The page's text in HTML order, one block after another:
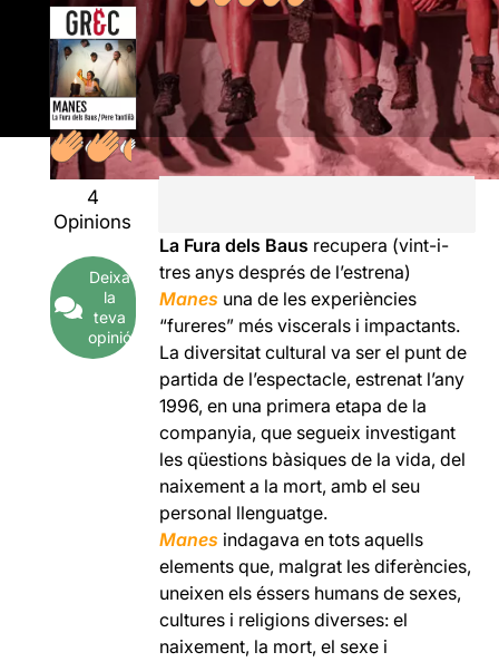
4
Opinions
Deixa
la
teva
opinió
La Fura dels Baus recupera (vint-i-
tres anys després de l’estrena)
Manes una de les experiències
“fureres” més viscerals i impactants.
La diversitat cultural va ser el punt de
partida de l’espectacle, estrenat l’any
1996, en una primera etapa de la
companyia, que segueix investigant
les qüestions bàsiques de la vida, del
naixement a la mort, amb el seu
personal llenguatge.
Manes indagava en tots aquells
elements que, malgrat les diferències,
uneixen els éssers humans de sexes,
cultures i religions diverses: el
naixement, la mort, el sexe i